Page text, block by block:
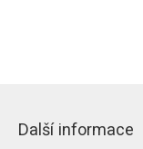
Další informace